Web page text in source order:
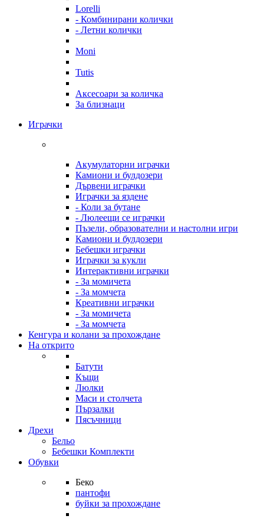
Lorelli
- Комбинирани колички
- Летни колички
Moni
Tutis
Аксесоари за количка
За близнаци
Играчки
Акумулаторни играчки
Камиони и булдозери
Дървени играчки
Играчки за яздене
- Коли за бутане
- Люлеещи се играчки
Пъзели, образователни и настолни игри
Камиони и булдозери
Бебешки играчки
Играчки за кукли
Интерактивни играчки
- За момичета
- За момчета
Креативни играчки
- За момичета
- За момчета
Кенгура и колани за прохождане
На открито
Батути
Къщи
Люлки
Маси и столчета
Пързалки
Пясъчници
Дрехи
Бельо
Бебешки Комплекти
Обувки
Беко
пантофи
буйки за прохождане